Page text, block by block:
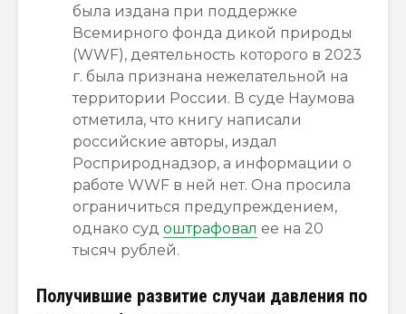
была издана при поддержке
Всемирного фонда дикой природы
(WWF), деятельность которого в 2023
г. была признана нежелательной на
территории России. В суде Наумова
отметила, что книгу написали
российские авторы, издал
Росприроднадзор, а информации о
работе WWF в ней нет. Она просила
ограничиться предупреждением,
однако суд оштрафовал ее на 20
тысяч рублей.
Получившие развитие случаи давления по